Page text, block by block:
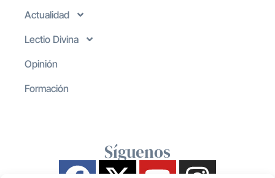
Actualidad
Lectio Divina
Opinión
Formación
Síguenos